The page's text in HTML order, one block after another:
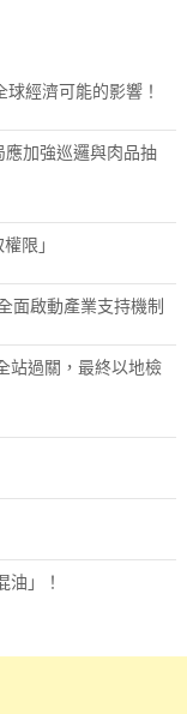
經濟可能的影響！
加強巡邏與肉品抽
限」
面啟動產業支持機制
站過關，最終以地檢
油」！